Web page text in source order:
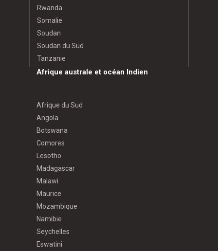
Rwanda
Somalie
Soudan
Soudan du Sud
Tanzanie
Afrique australe et océan Indien
Afrique du Sud
Angola
Botswana
Comores
Lesotho
Madagascar
Malawi
Maurice
Mozambique
Namibie
Seychelles
Eswatini